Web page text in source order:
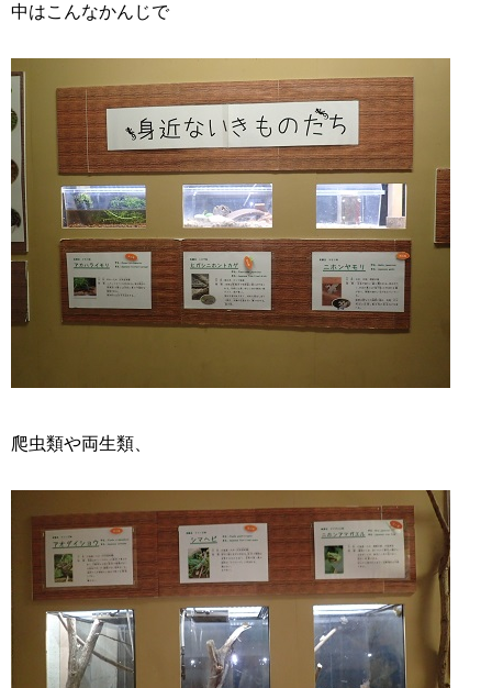
中はこんなかんじで
爬虫類や両生類、